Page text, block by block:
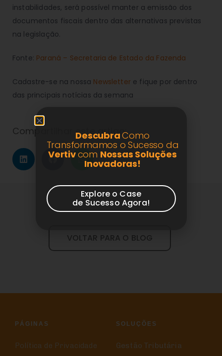
instabilidades, será possível manter a emissão dos
documentos fiscais dentro das alternativas previstas
na legislação.
Fonte: Paraná – Secretaria de Estado da Fazenda
Cadastre-se na nossa Newslettere fique por dentro
das principais notícias da semana
Compartilhar este artigo:
VOLTAR PARA O BLOG
PÁGINAS
Política de Privacidade
SOLUÇÕES
Gestão Tributária
DescubraComo
Transformamos o Sucesso da
Vertivcom Nossas Soluções
Inovadoras!
Explore o Case
de Sucesso Agora!